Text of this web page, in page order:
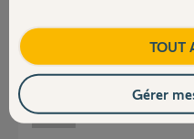
Bonjour, je n’arrive pas à
Pouvez-vous m’aider s’il vous
Logan A. il y a plus
TOUT
Gérer